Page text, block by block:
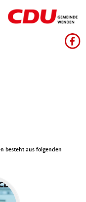
besteht aus folgenden